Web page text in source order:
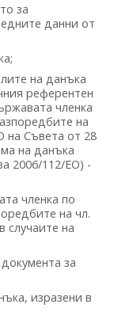
за
данни от
на данъка
референтен
членка
на
на Съвета от 28
на данъка
2006/112/ЕО) -
членка по
на чл.
случаите на
за
изразени в